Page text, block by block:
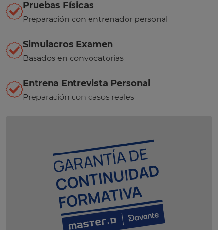
Pruebas Físicas
Preparación con entrenador personal
Simulacros Examen
Basados en convocatorias
Entrena Entrevista Personal
Preparación con casos reales